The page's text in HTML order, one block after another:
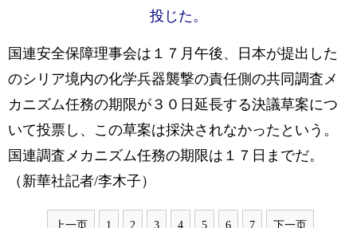
投じた。
国連安全保障理事会は１７月午後、日本が提出した
のシリア境内の化学兵器襲撃の責任側の共同調査メ
カニズム任務の期限が３０日延長する決議草案につ
いて投票し、この草案は採決されなかったという。
国連調査メカニズム任務の期限は１７日までだ。
（新華社記者/李木子）
上一页 1 2 3 4 5 6 7 下一页